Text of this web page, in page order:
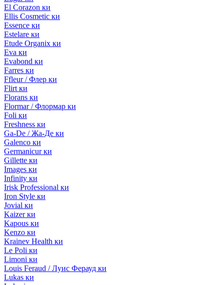
El Corazon ки
Ellis Cosmetic ки
Essence ки
Estelare ки
Etude Organix ки
Eva ки
Evabond ки
Farres ки
Ffleur / Флер ки
Flirt ки
Florans ки
Flormar / Флормар ки
Foli ки
Freshness ки
Ga-De / Жа-Де ки
Galenco ки
Germanicur ки
Gillette ки
Images ки
Infinity ки
Irisk Professional ки
Iron Style ки
Jovial ки
Kaizer ки
Kapous ки
Kenzo ки
Krainev Health ки
Le Poli ки
Limoni ки
Louis Feraud / Луис Ферауд ки
Lukas ки